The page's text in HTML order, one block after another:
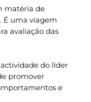
matéria de
É uma viagem
avaliação das
do líder
promover
e